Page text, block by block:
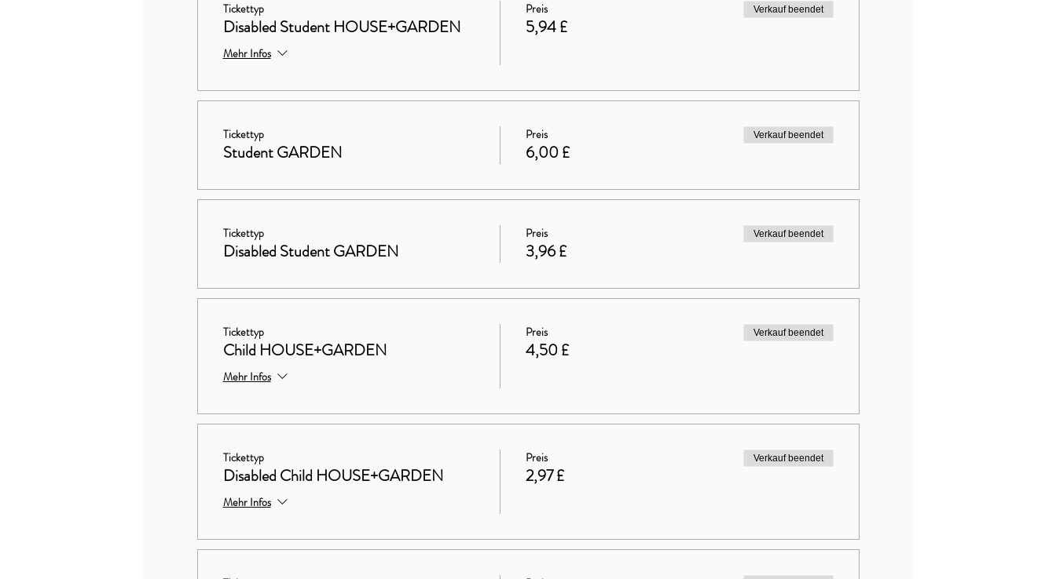
Tickettyp
Disabled Student HOUSE+GARDEN
Mehr Infos
Preis
5,94 £
Verkauf beendet
Tickettyp
Student GARDEN
Preis
6,00 £
Verkauf beendet
Tickettyp
Disabled Student GARDEN
Preis
3,96 £
Verkauf beendet
Tickettyp
Child HOUSE+GARDEN
Mehr Infos
Preis
4,50 £
Verkauf beendet
Tickettyp
Disabled Child HOUSE+GARDEN
Mehr Infos
Preis
2,97 £
Verkauf beendet